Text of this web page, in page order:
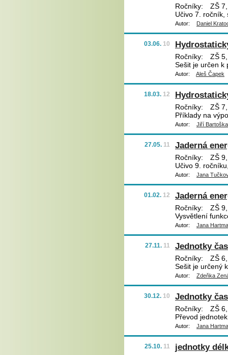
Ročníky:
ZŠ 7,
Učivo 7. ročník,
Autor: Daniel
03.06. 10
Ročníky:
ZŠ
Sešit je určen k
Autor: Aleš Čapek
18.03. 12
Ročníky:
ZŠ 7,
Příklady na
Autor: Jiří Bartoška
27.05. 11 Jaderná
Ročníky:
ZŠ 9,
Učivo 9.
Autor: Jana
01.02. 12 Jaderná
Ročníky:
ZŠ 9,
Vysvětlení
Autor: Jana
27.11. 11 Jednotky
Ročníky:
ZŠ 6,
Sešit je určený
Autor: Zdeňka
30.12. 10 Jednotky
Ročníky:
ZŠ 6,
Převod
Autor: Jana
25.10. 11 jednotky